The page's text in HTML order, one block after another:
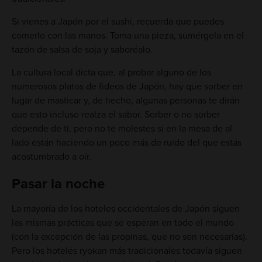
Si vienes a Japón por el sushi, recuerda que puedes
comerlo con las manos. Toma una pieza, sumérgela en el
tazón de salsa de soja y saboréalo.
La cultura local dicta que, al probar alguno de los
numerosos platos de fideos de Japón, hay que sorber en
lugar de masticar y, de hecho, algunas personas te dirán
que esto incluso realza el sabor. Sorber o no sorber
depende de ti, pero no te molestes si en la mesa de al
lado están haciendo un poco más de ruido del que estás
acostumbrado a oír.
Pasar la noche
La mayoría de los hoteles occidentales de Japón siguen
las mismas prácticas que se esperan en todo el mundo
(con la excepción de las propinas, que no son necesarias).
Pero los hoteles ryokan más tradicionales todavía siguen